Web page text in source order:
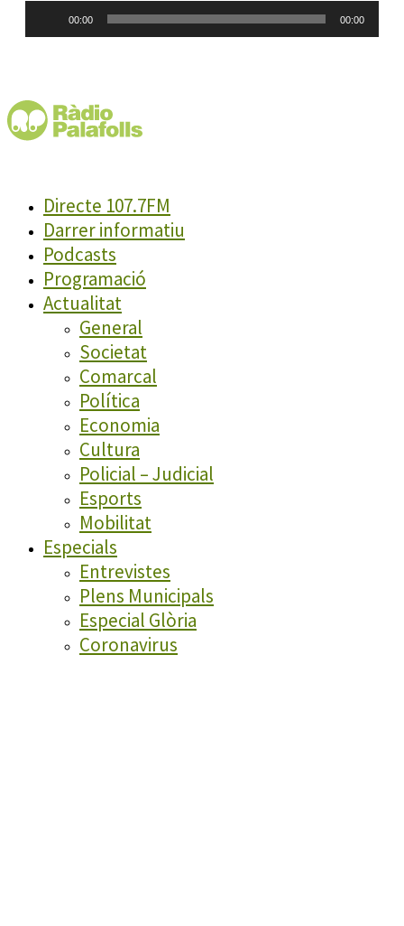
00:00 00:00
Directe 107.7FM
Darrer informatiu
Podcasts
Programació
Actualitat
General
Societat
Comarcal
Política
Economia
Cultura
Policial – Judicial
Esports
Mobilitat
Especials
Entrevistes
Plens Municipals
Especial Glòria
Coronavirus